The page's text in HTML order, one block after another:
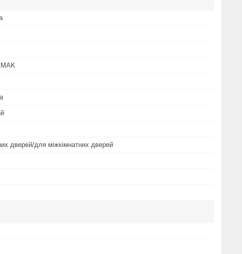
дверей/для міжкімнатних дверей